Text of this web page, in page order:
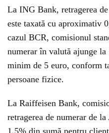
La ING Bank, retragerea
este taxată cu aproximativ
cazul BCR, comisionul
numerar în valută ajunge
minim de 5 euro, conform
persoane fizice.
La Raiffeisen Bank,
retragerea de numerar de
1,5% din sumă pentru